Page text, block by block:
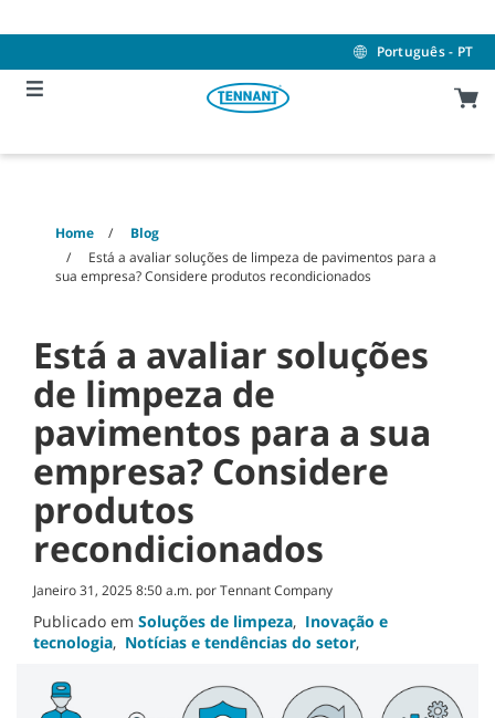
to
to
menu
Português - PT
Home
Blog
Está a avaliar soluções de limpeza de pavimentos para a
sua empresa? Considere produtos recondicionados
Está a avaliar soluções
de limpeza de
pavimentos para a sua
empresa? Considere
produtos
recondicionados
Janeiro 31, 2025 8:50 a.m. por Tennant Company
Publicado em Soluções de limpeza, Inovação e
tecnologia, Notícias e tendências do setor,